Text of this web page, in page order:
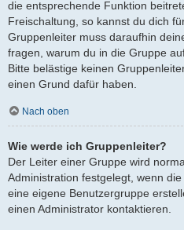
die entsprechende Funktion
Freischaltung, so kannst du dich
Gruppenleiter muss daraufhin
fragen, warum du in die Gruppe
Bitte belästige keinen
einen Grund dafür haben.
Nach oben
Wie werde ich Gruppenleiter?
Der Leiter einer Gruppe wird
Administration festgelegt, wenn
eine eigene Benutzergruppe
einen Administrator kontaktieren.